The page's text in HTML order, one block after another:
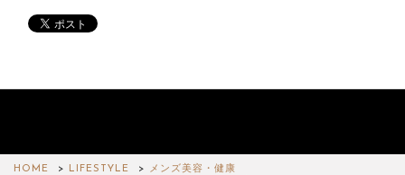
HOME LIFESTYLE
メンズ美容・健康